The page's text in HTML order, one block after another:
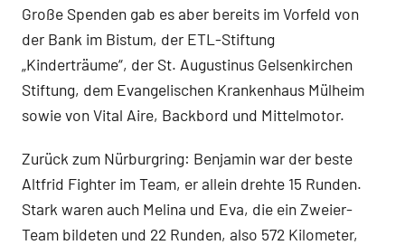
Große Spenden gab es aber bereits im Vorfeld von
der Bank im Bistum, der ETL-Stiftung
„Kinderträume“, der St. Augustinus Gelsenkirchen
Stiftung, dem Evangelischen Krankenhaus Mülheim
sowie von Vital Aire, Backbord und Mittelmotor.
Zurück zum Nürburgring: Benjamin war der beste
Altfrid Fighter im Team, er allein drehte 15 Runden.
Stark waren auch Melina und Eva, die ein Zweier-
Team bildeten und 22 Runden, also 572 Kilometer,